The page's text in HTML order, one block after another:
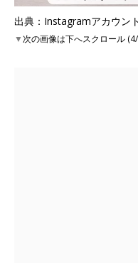
出典：Instagramアカウン
▼次の画像は下へスクロール